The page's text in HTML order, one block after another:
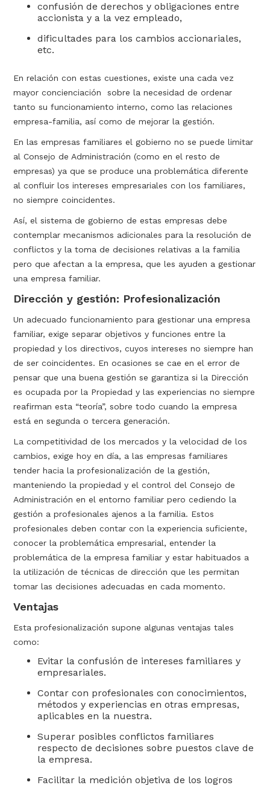
confusión de derechos y obligaciones entre
accionista y a la vez empleado,
dificultades para los cambios accionariales,
etc.
En relación con estas cuestiones, existe una cada vez
mayor concienciación sobre la necesidad de ordenar
tanto su funcionamiento interno, como las relaciones
empresa-familia, así como de mejorar la gestión.
En las empresas familiares el gobierno no se puede limitar
al Consejo de Administración (como en el resto de
empresas) ya que se produce una problemática diferente
al confluir los intereses empresariales con los familiares,
no siempre coincidentes.
Así, el sistema de gobierno de estas empresas debe
contemplar mecanismos adicionales para la resolución de
conflictos y la toma de decisiones relativas a la familia
pero que afectan a la empresa, que les ayuden a gestionar
una empresa familiar.
Dirección y gestión: Profesionalización
Un adecuado funcionamiento para gestionar una empresa
familiar, exige separar objetivos y funciones entre la
propiedad y los directivos, cuyos intereses no siempre han
de ser coincidentes. En ocasiones se cae en el error de
pensar que una buena gestión se garantiza si la Dirección
es ocupada por la Propiedad y las experiencias no siempre
reafirman esta “teoría”, sobre todo cuando la empresa
está en segunda o tercera generación.
La competitividad de los mercados y la velocidad de los
cambios, exige hoy en día, a las empresas familiares
tender hacia la profesionalización de la gestión,
manteniendo la propiedad y el control del Consejo de
Administración en el entorno familiar pero cediendo la
gestión a profesionales ajenos a la familia. Estos
profesionales deben contar con la experiencia suficiente,
conocer la problemática empresarial, entender la
problemática de la empresa familiar y estar habituados a
la utilización de técnicas de dirección que les permitan
tomar las decisiones adecuadas en cada momento.
Ventajas
Esta profesionalización supone algunas ventajas tales
como:
Evitar la confusión de intereses familiares y
empresariales.
Contar con profesionales con conocimientos,
métodos y experiencias en otras empresas,
aplicables en la nuestra.
Superar posibles conflictos familiares
respecto de decisiones sobre puestos clave de
la empresa.
Facilitar la medición objetiva de los logros